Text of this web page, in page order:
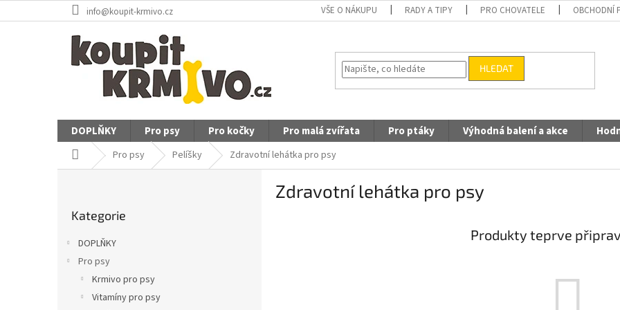
na
info@koupit-krmivo.cz VŠE O NÁKUPU RADY A TIPY PRO CHOVATELE OBCHODNÍ
HLEDAT
DOPLŇKY Pro psy Pro kočky Pro malá zvířata Pro ptáky Výhodná balení a akce
Domů Pro psy Pelíšky Zdravotní lehátka pro psy
kategorie
Kategorie
DOPLŇKY
Pro psy
Krmivo pro psy
Vitamíny pro psy
Zdravotní lehátka pro psy
Produkty teprve